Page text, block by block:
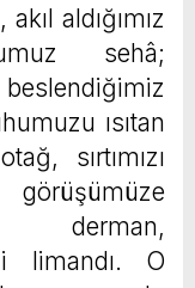
aldığımız
sehâ;
ısıtan
sırtımızı
görüşümüze
derman,
limandı. O